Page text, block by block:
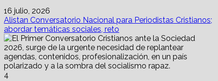
16 julio, 2026
Alistan Conversatorio Nacional para Periodistas Cristianos;
abordar temáticas sociales, reto
4